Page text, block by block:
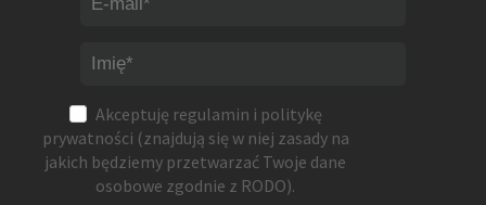
Akceptuję regulamin i politykę
prywatności (znajdują się w niej zasady na
jakich będziemy przetwarzać Twoje dane
osobowe zgodnie z RODO).